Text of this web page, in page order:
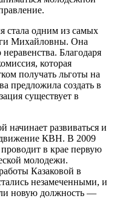
стала одним из самых
Михайловны. Она
Благодаря
которая
получать льготы на
предложила создать в
существует в
начинает развиваться и
КВН. В 2009
в крае первую
молодежи.
Казаковой в
незамеченными, и
новую должность —